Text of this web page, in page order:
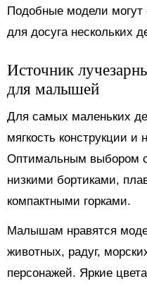
Подобные модели
для досуга нескольких
Источник
для малышей
Для самых маленьких
мягкость конструкции и
Оптимальным выбором
низкими бортиками,
компактными горками.
Малышам нравятся
животных, радуг,
персонажей. Яркие